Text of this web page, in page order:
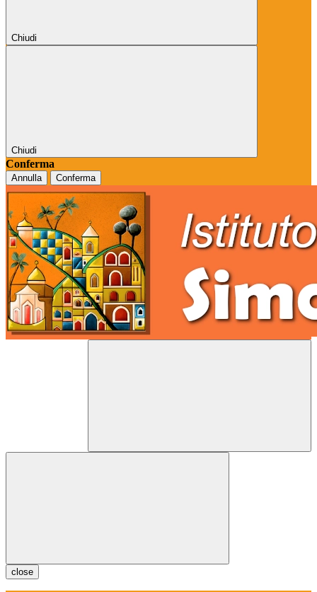
Chiudi
Chiudi
Conferma
Annulla Conferma
close